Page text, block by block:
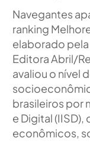
Navegantes
ranking
elaborado pela
Editora Abril/
avaliou o nível
brasileiros por
e Digital
econômicos,